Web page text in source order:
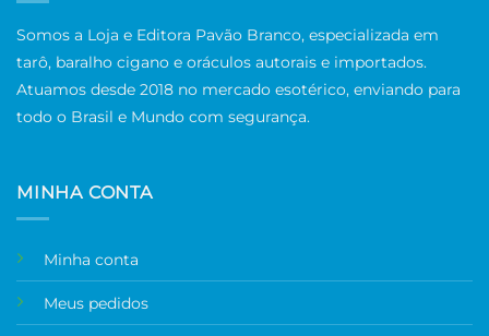
Somos a Loja e Editora Pavão Branco, especializada em
tarô, baralho cigano e oráculos autorais e importados.
Atuamos desde 2018 no mercado esotérico, enviando para
todo o Brasil e Mundo com segurança.
MINHA CONTA
Minha conta
Meus pedidos